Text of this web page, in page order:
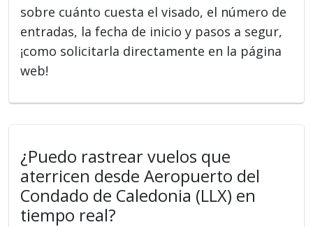
sobre cuánto cuesta el visado, el número de
entradas, la fecha de inicio y pasos a segur,
¡como solicitarla directamente en la página
web!
¿Puedo rastrear vuelos que
aterricen desde Aeropuerto del
Condado de Caledonia (LLX) en
tiempo real?